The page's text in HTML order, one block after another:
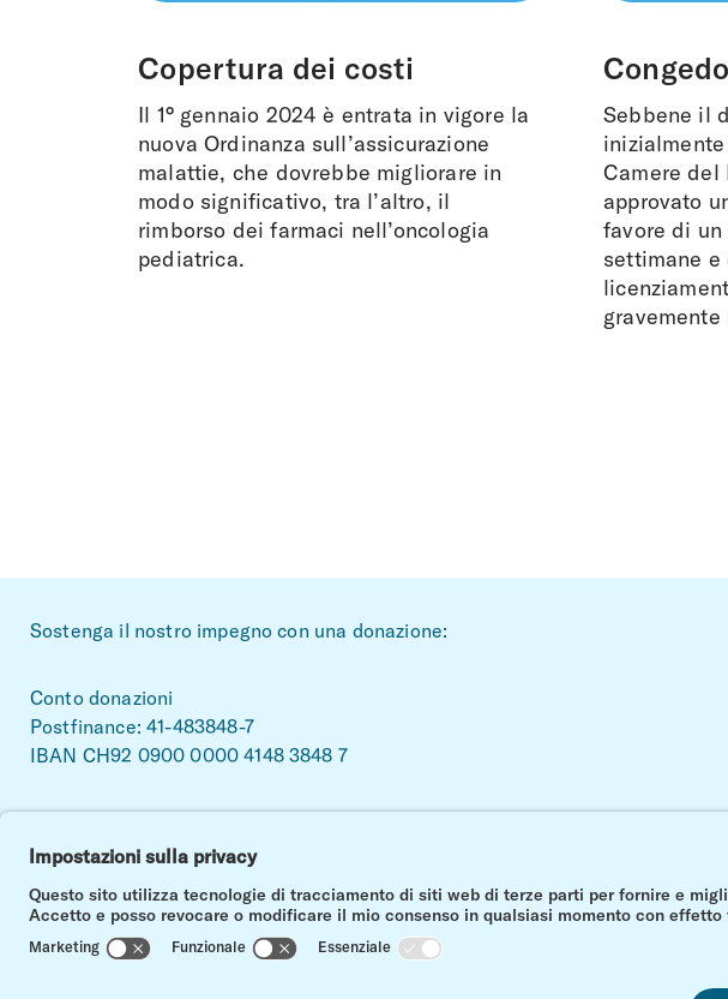
Copertura dei costi
Il 1° gennaio 2024 è entrata in vigore la
nuova Ordinanza sull’assicurazione
malattie, che dovrebbe migliorare in
modo significativo, tra l’altro, il
rimborso dei farmaci nell’oncologia
pediatrica.
Sebbene il
Camere del
approvato
favore di
settimane
~Footerbereich
Sostenga il nostro impegno con una donazione:
Conto donazioni
Postfinance: 41-483848-7
IBAN CH92 0900 0000 4148 3848 7
FacebookLinkedinInstagram